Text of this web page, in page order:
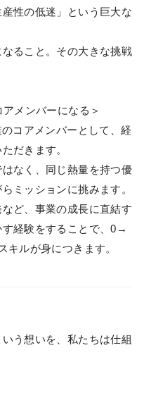
性の低迷」という巨大な
ること。その大きな挑戦
メンバーになる＞
コアメンバーとして、経
だきます。
なく、同じ熱量を持つ優
ミッションに挑みます。
ど、事業の成長に直結す
経験をすることで、0→
キルが身につきます。
う想いを、私たちは仕組